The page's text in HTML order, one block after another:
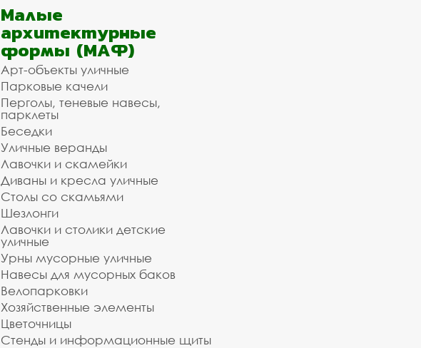
Малые
архитектурные
формы (МАФ)
Арт-объекты уличные
Парковые качели
Перголы, теневые навесы,
парклеты
Беседки
Уличные веранды
Лавочки и скамейки
Диваны и кресла уличные
Столы со скамьями
Шезлонги
Лавочки и столики детские
уличные
Урны мусорные уличные
Навесы для мусорных баков
Велопарковки
Хозяйственные элементы
Цветочницы
Стенды и информационные щиты